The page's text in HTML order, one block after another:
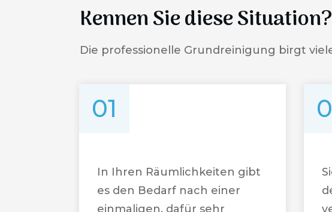
Kennen Sie diese Situation?
Die professionelle Grundreinigung birgt
01
In Ihren Räumlichkeiten gibt
es den Bedarf nach einer
einmaligen, dafür sehr